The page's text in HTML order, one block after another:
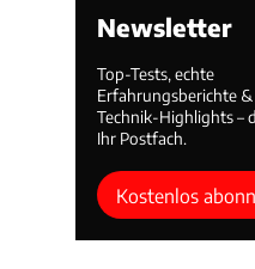
Newsletter
Top-Tests, echte
Erfahrungsberichte &
Technik-Highlights –
Ihr Postfach.
Kostenlos